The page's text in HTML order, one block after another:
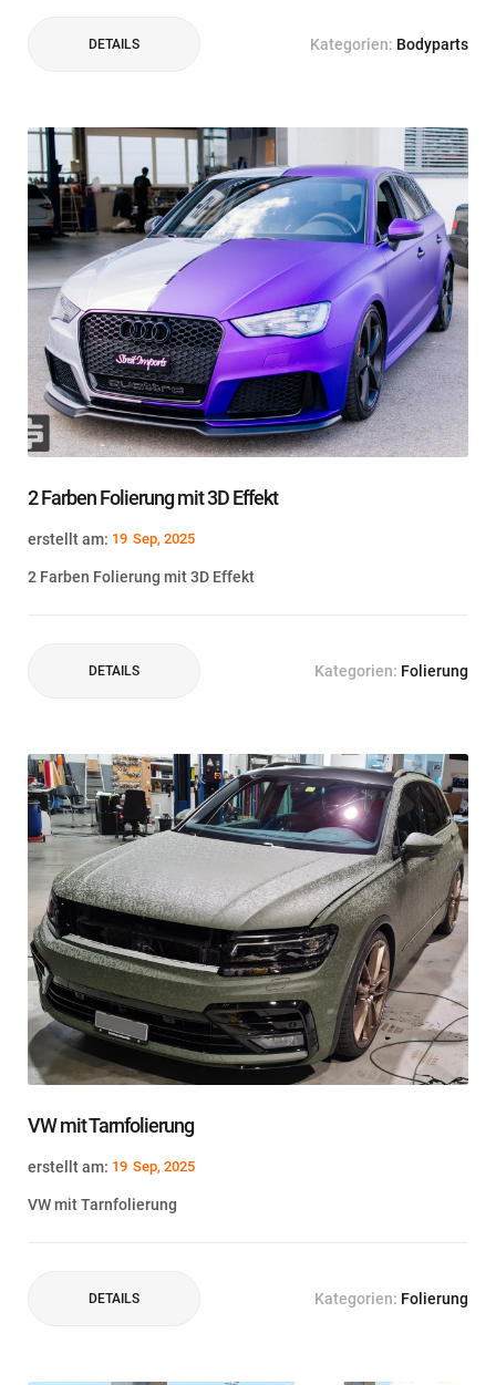
DETAILS Kategorien: Bodyparts
2 Farben Folierung mit 3D Effekt
erstellt am: 19 Sep, 2025
2 Farben Folierung mit 3D Effekt
DETAILS Kategorien: Folierung
VW mit Tarnfolierung
erstellt am: 19 Sep, 2025
VW mit Tarnfolierung
DETAILS Kategorien: Folierung